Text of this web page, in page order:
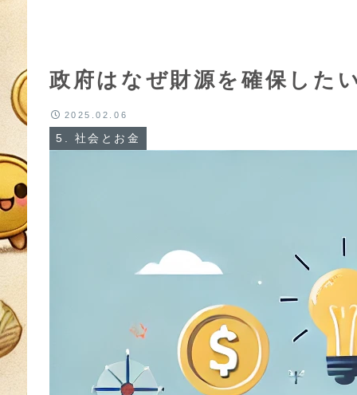
政府はなぜ財源を確保した
5. 社会とお金
2025.02.06